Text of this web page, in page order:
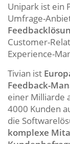
Unipark ist ein
Umfrage-
Customer-
Experience-
Tivian ist
Feedback-
einer Milliarde
4000 Kunden
die
komplexe